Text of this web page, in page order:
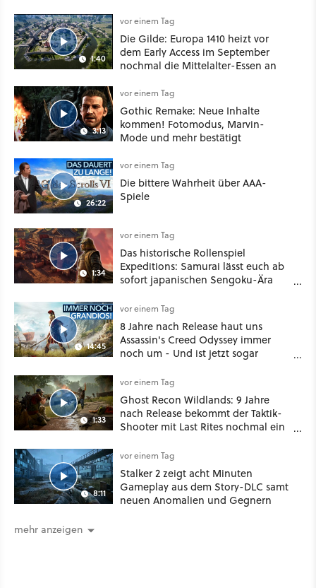
Klasse
1:40
vor einem Tag
Die Gilde: Europa 1410 heizt vor
dem Early Access im September
nochmal die Mittelalter-Essen an
3:13
vor einem Tag
Gothic Remake: Neue Inhalte
kommen! Fotomodus, Marvin-
Mode und mehr bestätigt
26:22
vor einem Tag
Die bittere Wahrheit über AAA-
Spiele
1:34
vor einem Tag
Das historische Rollenspiel
Expeditions: Samurai lässt euch ab
sofort japanischen Sengoku-Ära
oder Diplomatie
14:45
vor einem Tag
8 Jahre nach Release haut uns
Assassin's Creed Odyssey immer
noch um - Und ist jetzt sogar
1:33
vor einem Tag
Ghost Recon Wildlands: 9 Jahre
nach Release bekommt der Taktik-
Shooter mit Last Rites nochmal ein
8:11
vor einem Tag
Stalker 2 zeigt acht Minuten
Gameplay aus dem Story-DLC samt
neuen Anomalien und Gegnern
mehr anzeigen